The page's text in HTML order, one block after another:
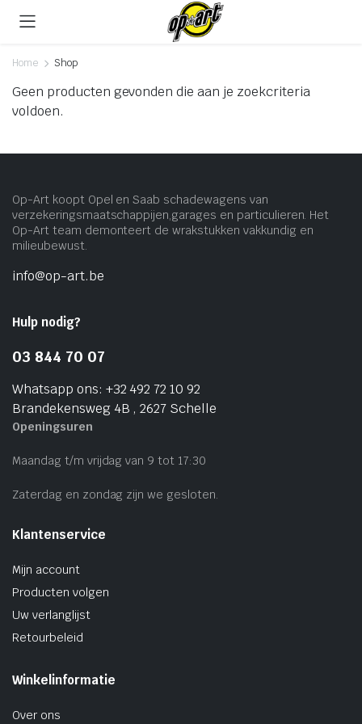
Home Shop
Geen producten gevonden die aan je zoekcriteria
voldoen.
Op-Art koopt Opel en Saab schadewagens van
verzekeringsmaatschappijen,garages en particulieren. Het
Op-Art team demonteert de wrakstukken vakkundig en
milieubewust.
info@op-art.be
Hulp nodig?
03 844 70 07
Whatsapp ons: +32 492 72 10 92
Brandekensweg 4B , 2627 Schelle
Openingsuren
Maandag t/m vrijdag van 9 tot 17:30
Zaterdag en zondag zijn we gesloten.
Klantenservice
Mijn account
Producten volgen
Uw verlanglijst
Retourbeleid
Winkelinformatie
Over ons